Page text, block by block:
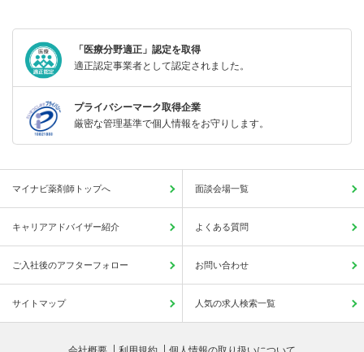
「医療分野適正」認定を取得
適正認定事業者として認定されました。
プライバシーマーク取得企業
厳密な管理基準で個人情報をお守りします。
マイナビ薬剤師トップへ 面談会場一覧
キャリアアドバイザー紹介 よくある質問
ご入社後のアフターフォロー お問い合わせ
サイトマップ 人気の求人検索一覧